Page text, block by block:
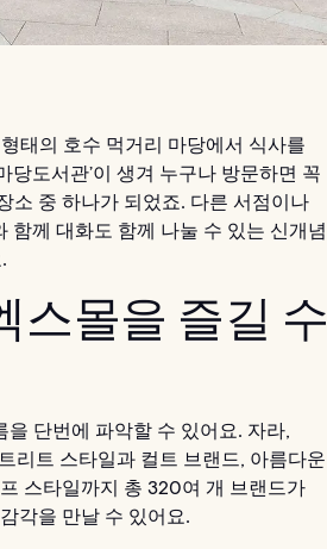
태의 호수 먹거리 마당에서 식사를
당도서관’이 생겨 누구나 방문하면 꼭
소 중 하나가 되었죠. 다른 서점이나
함께 대화도 함께 나눌 수 있는 신개념
스몰을 즐길 수
단번에 파악할 수 있어요. 자라,
리트 스타일과 컬트 브랜드, 아름다운
스타일까지 총 320여 개 브랜드가
각을 만날 수 있어요.